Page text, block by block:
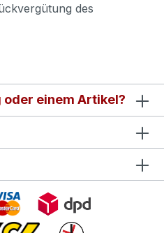
des
oder einem Artikel?